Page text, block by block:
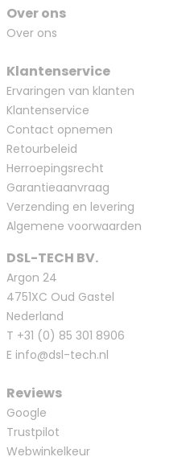
Over ons
Over ons
Klantenservice
Ervaringen van klanten
Klantenservice
Contact opnemen
Retourbeleid
Herroepingsrecht
Garantieaanvraag
Verzending en levering
Algemene voorwaarden
DSL-TECH BV.
Argon 24
4751XC Oud Gastel
Nederland
T +31 (0) 85 301 8906
E info@dsl-tech.nl
Reviews
Google
Trustpilot
Webwinkelkeur